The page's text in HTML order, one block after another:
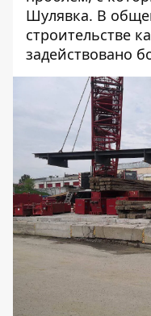
Шулявка. В
строительстве
задействовано